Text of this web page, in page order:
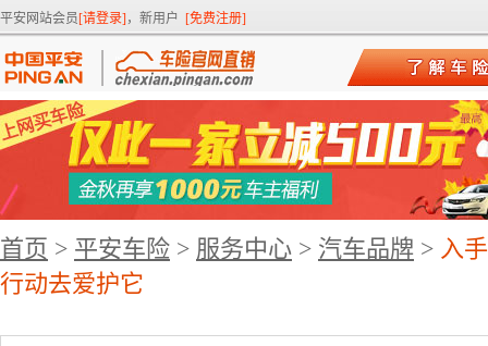
平安网站会员[请登录] ，新用户 [免费注册]
首页 > 平安车险 > 服务中心 > 汽车品牌 > 入
行动去爱护它